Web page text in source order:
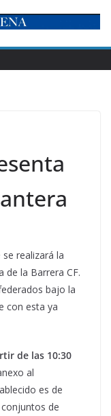
realizará la
de la Barrera CF.
bajo la
con esta ya
de las 10:30
al
es de
de